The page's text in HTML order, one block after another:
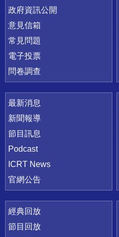
政府資訊公開
意見信箱
常見問題
電子投票
問卷調查
最新消息
新聞報導
節目訊息
Podcast
ICRT News
官網公告
經典回放
節目回放